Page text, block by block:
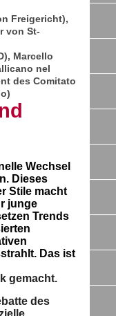
Freigericht),
von St-
Marcello
nel
des Comitato
Wechsel
Dieses
Stile macht
junge
Trends
Das ist
gemacht.
des